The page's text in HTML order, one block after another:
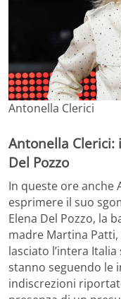
Antonella Clerici
Antonella Clerici:
Del Pozzo
In queste ore anche
esprimere il suo
Elena Del Pozzo, la
madre Martina Patti,
lasciato l’intera
stanno seguendo le
indiscrezioni